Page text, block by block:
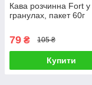
Кава розчинна Fort у
гранулах, пакет 60г
79 ₴ 105 ₴
Купити